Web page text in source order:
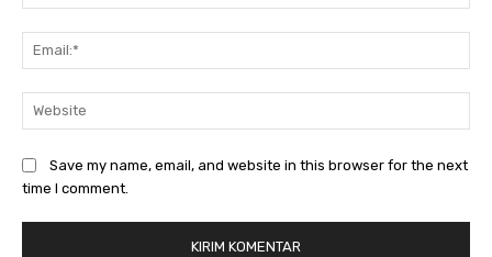
Save my name, email, and website in this browser for the next
time I comment.